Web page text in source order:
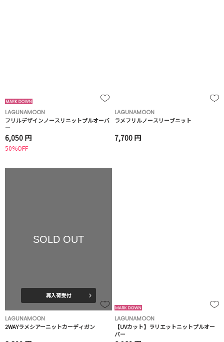
LAGUNAMOON
フリルデザインノースリニットプルオーバ
ー
6,050 円
50%OFF
LAGUNAMOON
ラメフリルノースリーブニット
7,700 円
SOLD OUT
再入荷受付
LAGUNAMOON
2WAYラメシアーニットカーディガン
LAGUNAMOON
【UVカット】ラリエットニットプルオー
バー